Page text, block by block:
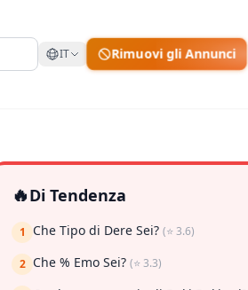
IT Rimuovi gli Annunci
🔥Di Tendenza
1 Che Tipo di Dere Sei? (⭐ 3.6)
2 Che % Emo Sei? (⭐ 3.3)